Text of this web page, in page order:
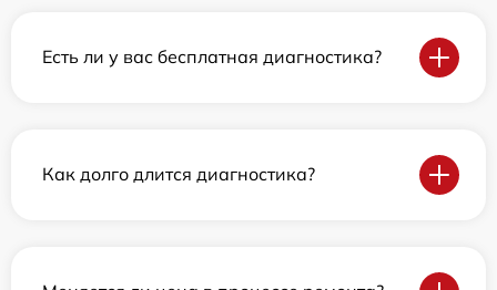
Есть ли у вас бесплатная диагностика?
Как долго длится диагностика?